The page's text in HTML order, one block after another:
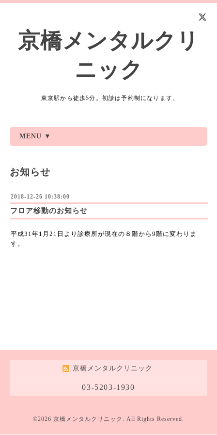
京橋メンタルクリ
ニック
東京駅から徒歩5分。初診は予約制になります。
MENU ▼
お知らせ
2018-12-26 10:38:00
フロア移動のお知らせ
平成31年1月21日より診療所が現在の８階から9階に変わりま
す。
京橋メンタルクリニック
03-5203-1930
©2026 京橋メンタルクリニック . All Rights Reserved.